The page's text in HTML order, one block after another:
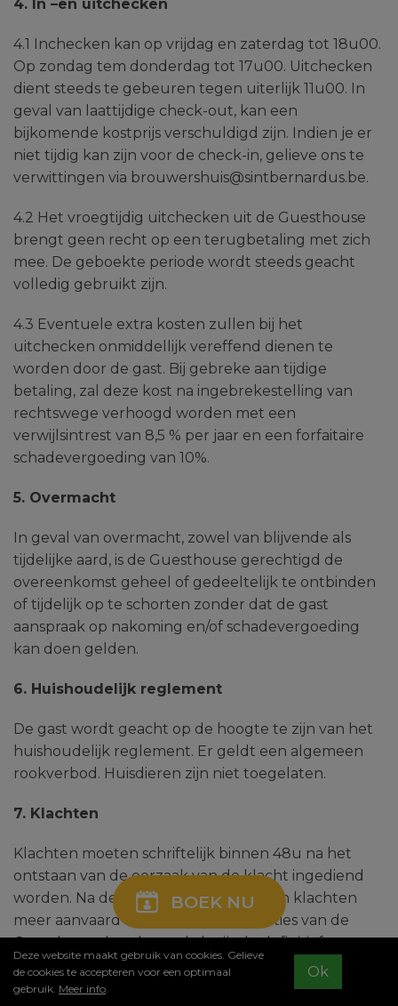
Deze website maakt gebruik van cookies. Gelieve
de cookies te accepteren voor een optimaal
gebruik. Meer info.
Ok
4. In –en uitchecken
4.1 Inchecken kan op vrijdag en zaterdag tot 18u00.
Op zondag tem donderdag tot 17u00. Uitchecken
dient steeds te gebeuren tegen uiterlijk 11u00. In
geval van laattijdige check-out, kan een
bijkomende kostprijs verschuldigd zijn. Indien je er
niet tijdig kan zijn voor de check-in, gelieve ons te
verwittingen via brouwershuis@sintbernardus.be.
4.2 Het vroegtijdig uitchecken uit de Guesthouse
brengt geen recht op een terugbetaling met zich
mee. De geboekte periode wordt steeds geacht
volledig gebruikt zijn.
4.3 Eventuele extra kosten zullen bij het
uitchecken onmiddellijk vereffend dienen te
worden door de gast. Bij gebreke aan tijdige
betaling, zal deze kost na ingebrekestelling van
rechtswege verhoogd worden met een
verwijlsintrest van 8,5 % per jaar en een forfaitaire
schadevergoeding van 10%.
5. Overmacht
In geval van overmacht, zowel van blijvende als
tijdelijke aard, is de Guesthouse gerechtigd de
overeenkomst geheel of gedeeltelijk te ontbinden
of tijdelijk op te schorten zonder dat de gast
aanspraak op nakoming en/of schadevergoeding
kan doen gelden.
6. Huishoudelijk reglement
De gast wordt geacht op de hoogte te zijn van het
huishoudelijk reglement. Er geldt een algemeen
rookverbod. Huisdieren zijn niet toegelaten.
7. Klachten
Klachten moeten schriftelijk binnen 48u na het
ontstaan van de oorzaak van de klacht ingediend
worden. Na deze termijn worden geen klachten
meer aanvaard en worden de prestaties van de
Guesthouse beschouwd als zijnde definitief
aanvaard.
BOEK NU